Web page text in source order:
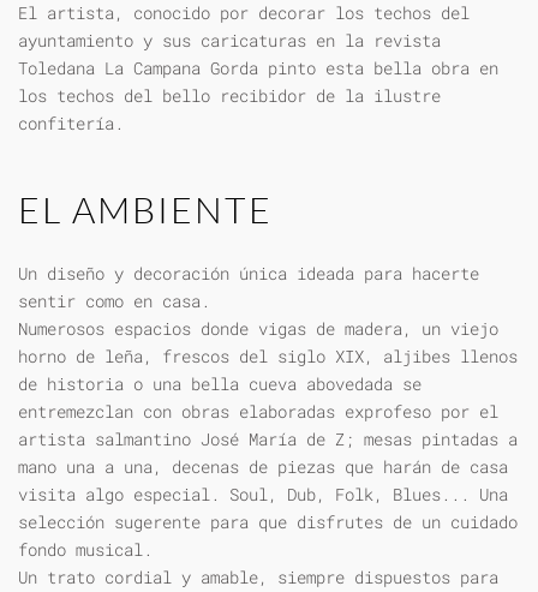
El artista, conocido por decorar los techos del
ayuntamiento y sus caricaturas en la revista
Toledana La Campana Gorda pinto esta bella obra en
los techos del bello recibidor de la ilustre
confitería.
EL AMBIENTE
Un diseño y decoración única ideada para hacerte
sentir como en casa.
Numerosos espacios donde vigas de madera, un viejo
horno de leña, frescos del siglo XIX, aljibes llenos
de historia o una bella cueva abovedada se
entremezclan con obras elaboradas exprofeso por el
artista salmantino José María de Z; mesas pintadas a
mano una a una, decenas de piezas que harán de casa
visita algo especial. Soul, Dub, Folk, Blues... Una
selección sugerente para que disfrutes de un cuidado
fondo musical.
Un trato cordial y amable, siempre dispuestos para